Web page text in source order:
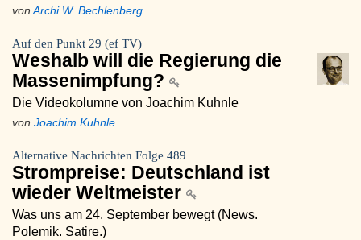
von Archi W. Bechlenberg
Auf den Punkt 29 (ef TV)
Weshalb will die Regierung die
Massenimpfung?
Die Videokolumne von Joachim Kuhnle
von Joachim Kuhnle
Alternative Nachrichten Folge 489
Strompreise: Deutschland ist
wieder Weltmeister
Was uns am 24. September bewegt (News.
Polemik. Satire.)